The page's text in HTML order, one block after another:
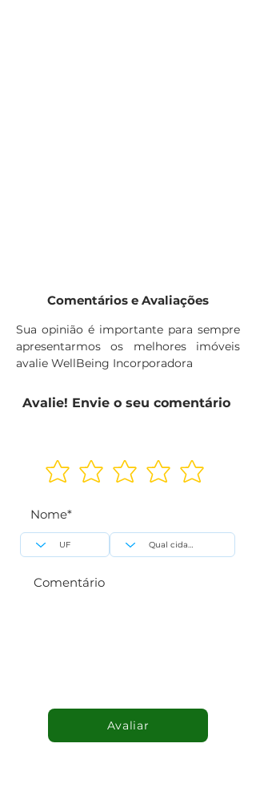
Comentários e Avaliações
Sua opinião é importante para sempre
apresentarmos os melhores imóveis
avalie WellBeing Incorporadora
Avalie! Envie o seu comentário
Avaliar